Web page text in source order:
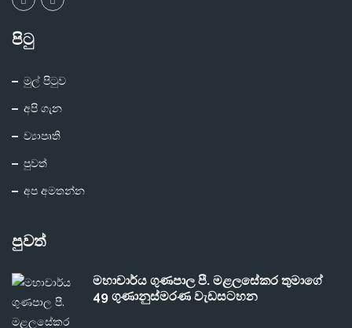
පිටු
මුල් පිටුව
අපි ගැන
ව්‍යාපෘති
පුවත්
අප අමතන්න
පුවත්
මහාචාර්ය ගුණපාල පී. මළලසේකර තුමාගේ
49 ගුණානුස්මරණ වැඩසටහන